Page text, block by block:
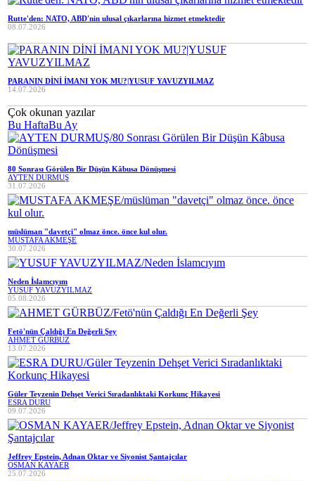
Rutte'den: NATO, ABD'nin ulusal çıkarlarına hizmet etmektedir
08.07.2026
PARANIN DİNİ İMANI YOK MU?|YUSUF YAVUZYILMAZ
14.07.2026
Çok okunan yazılar
Bu HaftaBu Ay
80 Sonrası Görülen Bir Düşün Kâbusa Dönüşmesi
AYTEN DURMUŞ
31.07.2026
müslüman "davetçi" olmaz önce. önce kul olur.
MUSTAFA AKMEŞE
30.07.2026
Neden İslamcıyım
YUSUF YAVUZYILMAZ
05.08.2026
Fetö'nün Çaldığı En Değerli Şey
AHMET GÜRBÜZ
13.07.2026
Güler Teyzenin Dehşet Verici Sıradanlıktaki Korkunç Hikayesi
ESRA DURU
09.07.2026
Jeffrey Epstein, Adnan Oktar ve Siyonist Şantajcılar
OSMAN KAYAER
25.07.2026